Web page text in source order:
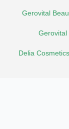
Gerovital
Gerovital
Delia